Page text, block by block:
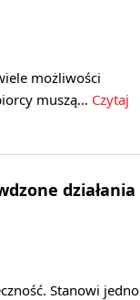
możliwości
muszą… Czytaj
działania
Stanowi jedno